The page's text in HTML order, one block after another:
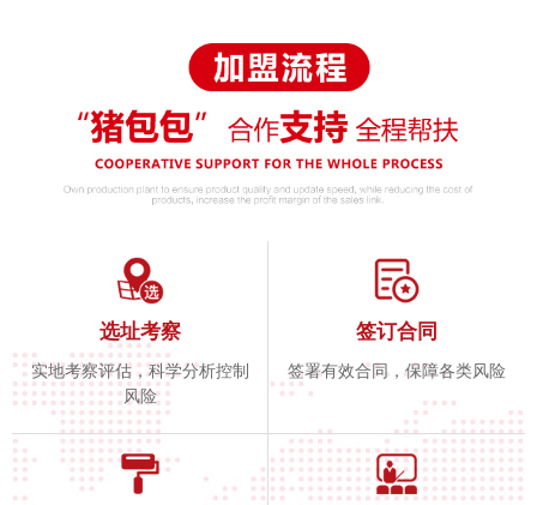
选址考察
实地考察评估，科学分析控制
风险
签订合同
签署有效合同，保障各类风险